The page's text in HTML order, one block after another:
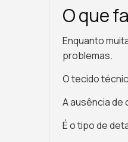
O que
Enquanto
problemas.
O tecido
A ausência
É o tipo de